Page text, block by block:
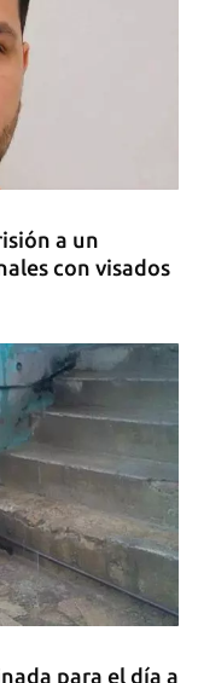
a un
con visados
para el día a